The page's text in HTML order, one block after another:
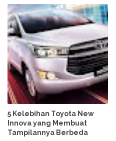
5 Kelebihan Toyota New
Innova yang Membuat
Tampilannya Berbeda